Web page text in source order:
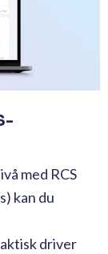
med RCS
kan du
driver